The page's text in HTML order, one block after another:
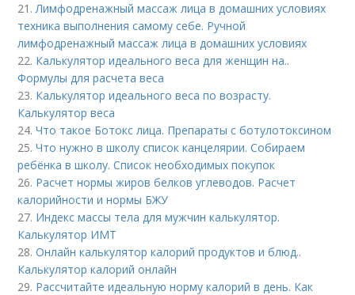
21.Лимфодренажный массаж лица в домашних условиях
техника выполнения самому себе. Ручной
лимфодренажный массаж лица в домашних условиях
22. Калькулятор идеального веса для женщин на..
Формулы для расчета веса
23. Калькулятор идеального веса по возрасту.
Калькулятор веса
24.Что такое Ботокс лица. Препараты с ботулотоксином
25.Что нужно в школу список канцелярии. Собираем
ребёнка в школу. Список необходимых покупок
26. Расчет нормы жиров белков углеводов. Расчет
калорийности и нормы БЖУ
27. Индекс массы тела для мужчин калькулятор.
Калькулятор ИМТ
28.Онлайн калькулятор калорий продуктов и блюд..
Калькулятор калорий онлайн
29. Рассчитайте идеальную норму калорий в день. Как